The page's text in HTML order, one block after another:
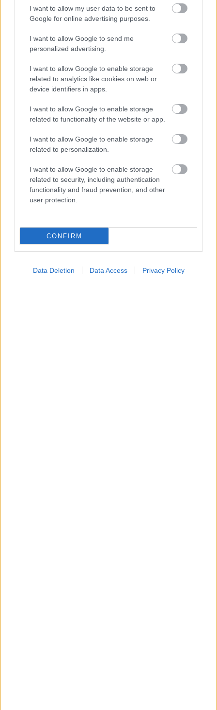
I want to allow my user data to be sent to
Google for online advertising purposes.
I want to allow Google to send me
personalized advertising.
I want to allow Google to enable storage
related to analytics like cookies on web or
device identifiers in apps.
I want to allow Google to enable storage
related to functionality of the website or app.
I want to allow Google to enable storage
related to personalization.
I want to allow Google to enable storage
related to security, including authentication
functionality and fraud prevention, and other
user protection.
CONFIRM
Data Deletion Data Access Privacy Policy
ΣΗΜΕΡΑ ΣΤΟ IATRONET.GR